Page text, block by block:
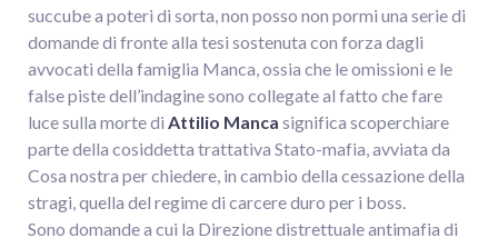
succube a poteri di sorta, non posso non pormi una serie di
domande di fronte alla tesi sostenuta con forza dagli
avvocati della famiglia Manca, ossia che le omissioni e le
false piste dell’indagine sono collegate al fatto che fare
luce sulla morte di Attilio Manca significa scoperchiare
parte della cosiddetta trattativa Stato-mafia, avviata da
Cosa nostra per chiedere, in cambio della cessazione della
stragi, quella del regime di carcere duro per i boss.
Sono domande a cui la Direzione distrettuale antimafia di